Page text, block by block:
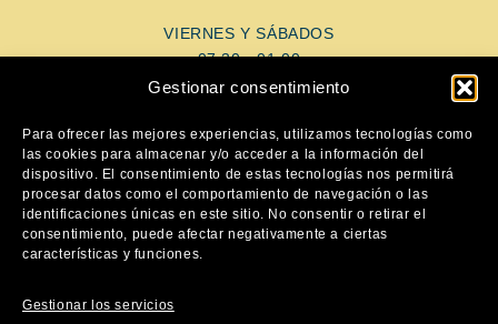
Gestionar consentimiento
Para ofrecer las mejores experiencias, utilizamos tecnologías como
las cookies para almacenar y/o acceder a la información del
dispositivo. El consentimiento de estas tecnologías nos permitirá
procesar datos como el comportamiento de navegación o las
identificaciones únicas en este sitio. No consentir o retirar el
consentimiento, puede afectar negativamente a ciertas
características y funciones.
Gestionar los servicios
VIERNES Y SÁBADOS
07:30 - 01:00
AYUDA
Aviso Legal
Política de privacidad
Política de cookies